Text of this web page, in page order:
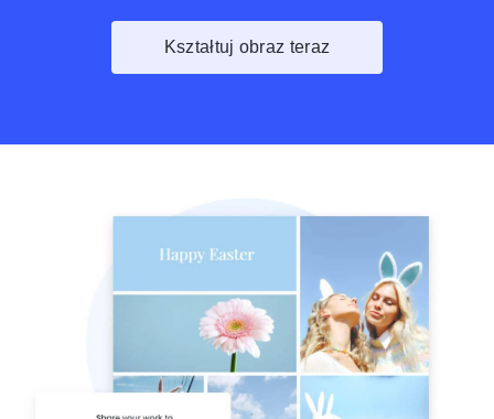
Kształtuj obraz teraz